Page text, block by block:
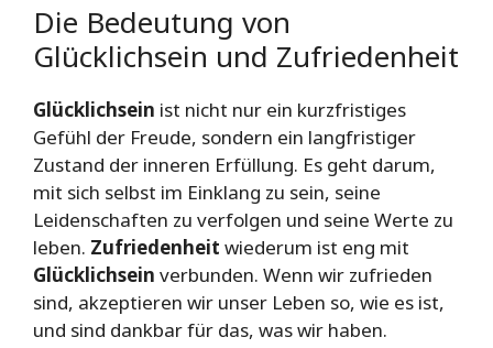
Die Bedeutung von
Glücklichsein und Zufriedenheit
Glücklichsein ist nicht nur ein kurzfristiges
Gefühl der Freude, sondern ein langfristiger
Zustand der inneren Erfüllung. Es geht darum,
mit sich selbst im Einklang zu sein, seine
Leidenschaften zu verfolgen und seine Werte zu
leben. Zufriedenheit wiederum ist eng mit
Glücklichsein verbunden. Wenn wir zufrieden
sind, akzeptieren wir unser Leben so, wie es ist,
und sind dankbar für das, was wir haben.